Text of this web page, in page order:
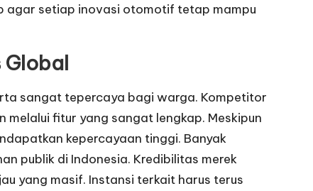
agar setiap inovasi otomotif tetap mampu
Global
sangat tepercaya bagi warga. Kompetitor
fitur yang sangat lengkap. Meskipun
kepercayaan tinggi. Banyak
publik di Indonesia. Kredibilitas merek
yang masif. Instansi terkait harus terus